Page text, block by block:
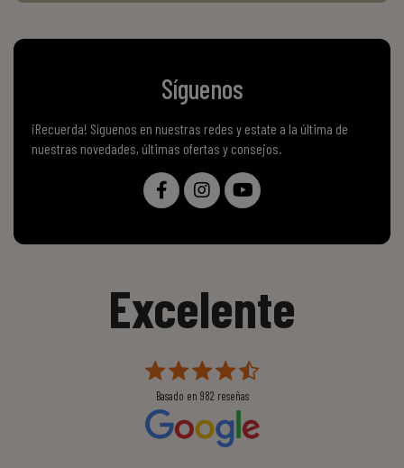
Síguenos
¡Recuerda! Síguenos en nuestras redes y estate a la última de
nuestras novedades, últimas ofertas y consejos.
Excelente
Basado en 982 reseñas